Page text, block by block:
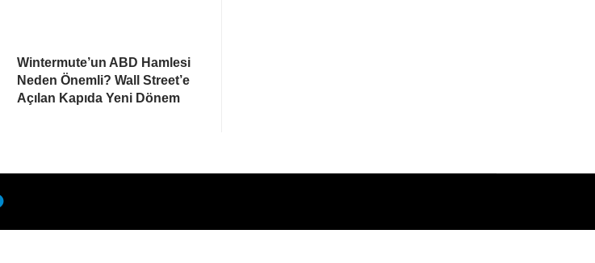
Wintermute’un ABD Hamlesi
Neden Önemli? Wall Street’e
Açılan Kapıda Yeni Dönem